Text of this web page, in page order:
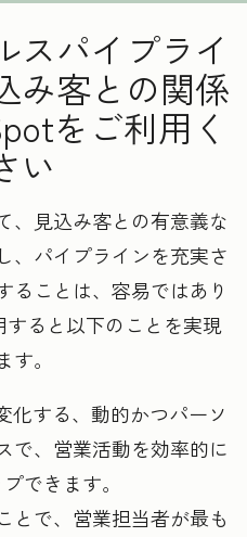
スパイプライ
み客との関係
をご利用く
い
、見込み客との有意義な
、パイプラインを充実さ
ることは、容易ではあり
すると以下のことを実現
す。
化する、動的かつパーソ
で、営業活動を効率的に
できます。
とで、営業担当者が最も